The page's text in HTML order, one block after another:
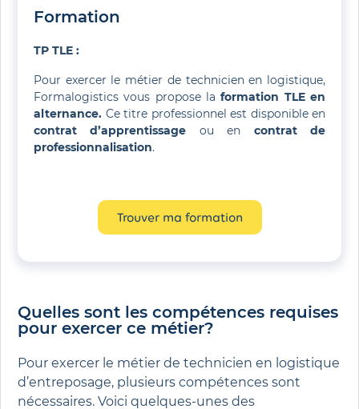
Formation
TP TLE :
Pour exercer le métier de technicien en logistique,
Formalogistics vous propose laformation TLE en
alternance. Ce titre professionnel est disponible en
contrat d’apprentissage ou en contrat de
professionnalisation.
Trouver ma formation
Quelles sont les compétences requises
pour exercer ce métier?
Pour exercer le métier de technicien en logistique
d’entreposage, plusieurs compétences sont
nécessaires. Voici quelques-unes des